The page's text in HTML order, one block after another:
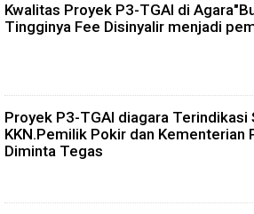
Kwalitas Proyek P3-TGAI di
Tingginya Fee Disinyalir menjadi
Proyek P3-TGAI diagara Terindikasi
KKN.Pemilik Pokir dan Kementerian
Diminta Tegas